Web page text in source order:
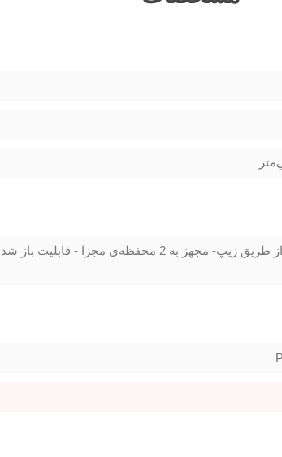
- باز و بسته شدن از طریق زیپ- مجهز به 2